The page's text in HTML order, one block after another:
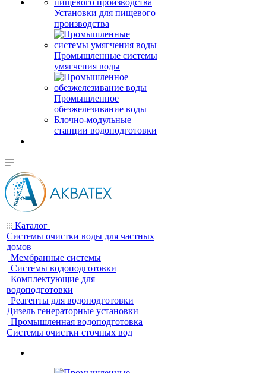
Установки для пищевого
производства
Промышленные системы
умягчения воды
Промышленное
обезжелезивание воды
Блочно-модульные
станции водоподготовки
Каталог
Системы очистки воды для частных
домов
Мембранные системы
Системы водоподготовки
Комплектующие для
водоподготовки
Реагенты для водоподготовки
Дизель генераторные установки
Промышленная водоподготовка
Системы очистки сточных вод